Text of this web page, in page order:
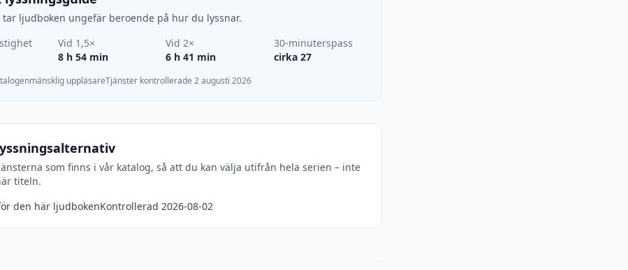
tar ljudboken ungefär beroende på hur du lyssnar.
Vid 1,5×
8 h 54 min
Vid 2×
6 h 41 min
30-minuterspass
cirka 27
mänsklig uppläsareTjänster kontrollerade 2 augusti 2026
som finns i vår katalog, så att du kan välja utifrån hela serien – inte
titeln.
den här ljudbokenKontrollerad 2026-08-02